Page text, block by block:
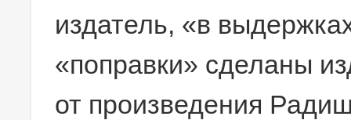
издатель, «в
«поправки» сделаны
от произведения